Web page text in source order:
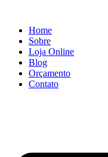
conteúdo
Home
Sobre
Loja Online
Blog
Orçamento
Contato